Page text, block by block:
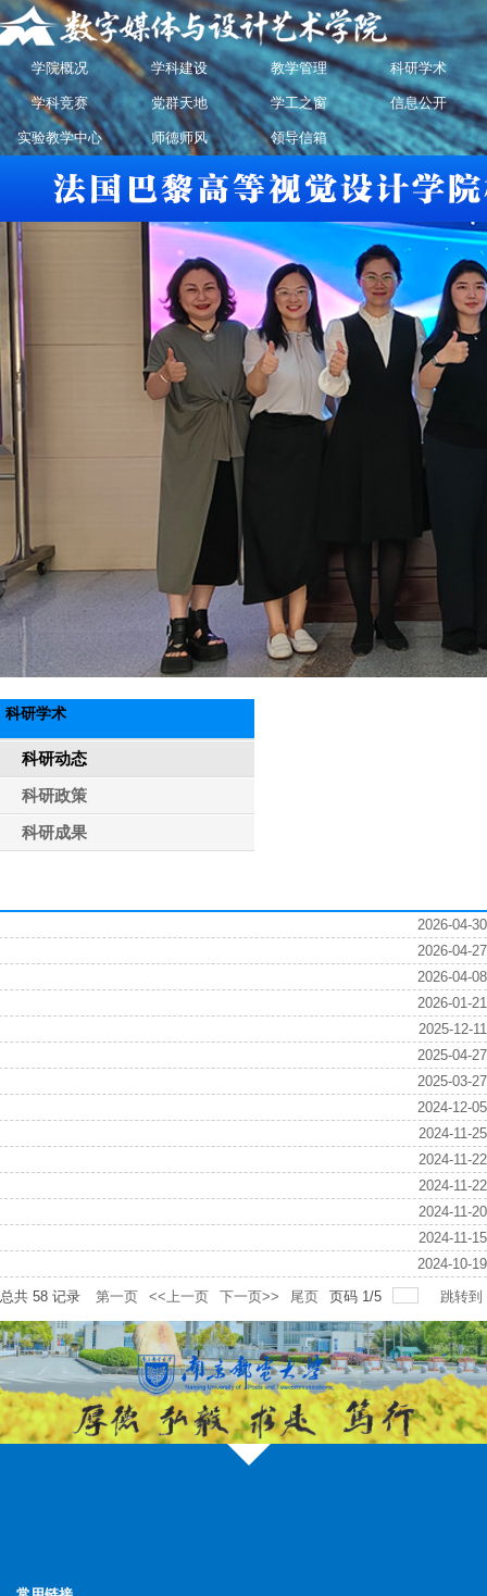
学院概况 学科建设 教学管理 科研学术
学科竞赛 党群天地 学工之窗 信息公开
实验教学中心 师德师风 领导信箱
科研学术
科研动态
科研政策
科研成果
2026-04-30
2026-04-27
2026-04-08
2026-01-21
2025-12-11
2025-04-27
2025-03-27
2024-12-05
2024-11-25
2024-11-22
2024-11-22
2024-11-20
2024-11-15
2024-10-19
总共 58 记录 第一页 <<上一页 下一页>> 尾页 页码 1/5 跳转到